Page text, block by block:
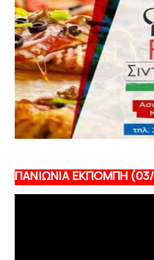
Κύπελλο: Την Τετάρτη 19
Βόλου -
August 07,
ΠΑΝΙΩΝΙΑ ΕΚΠΟΜΠΗ